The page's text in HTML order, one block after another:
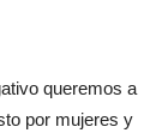
queremos a
por mujeres y